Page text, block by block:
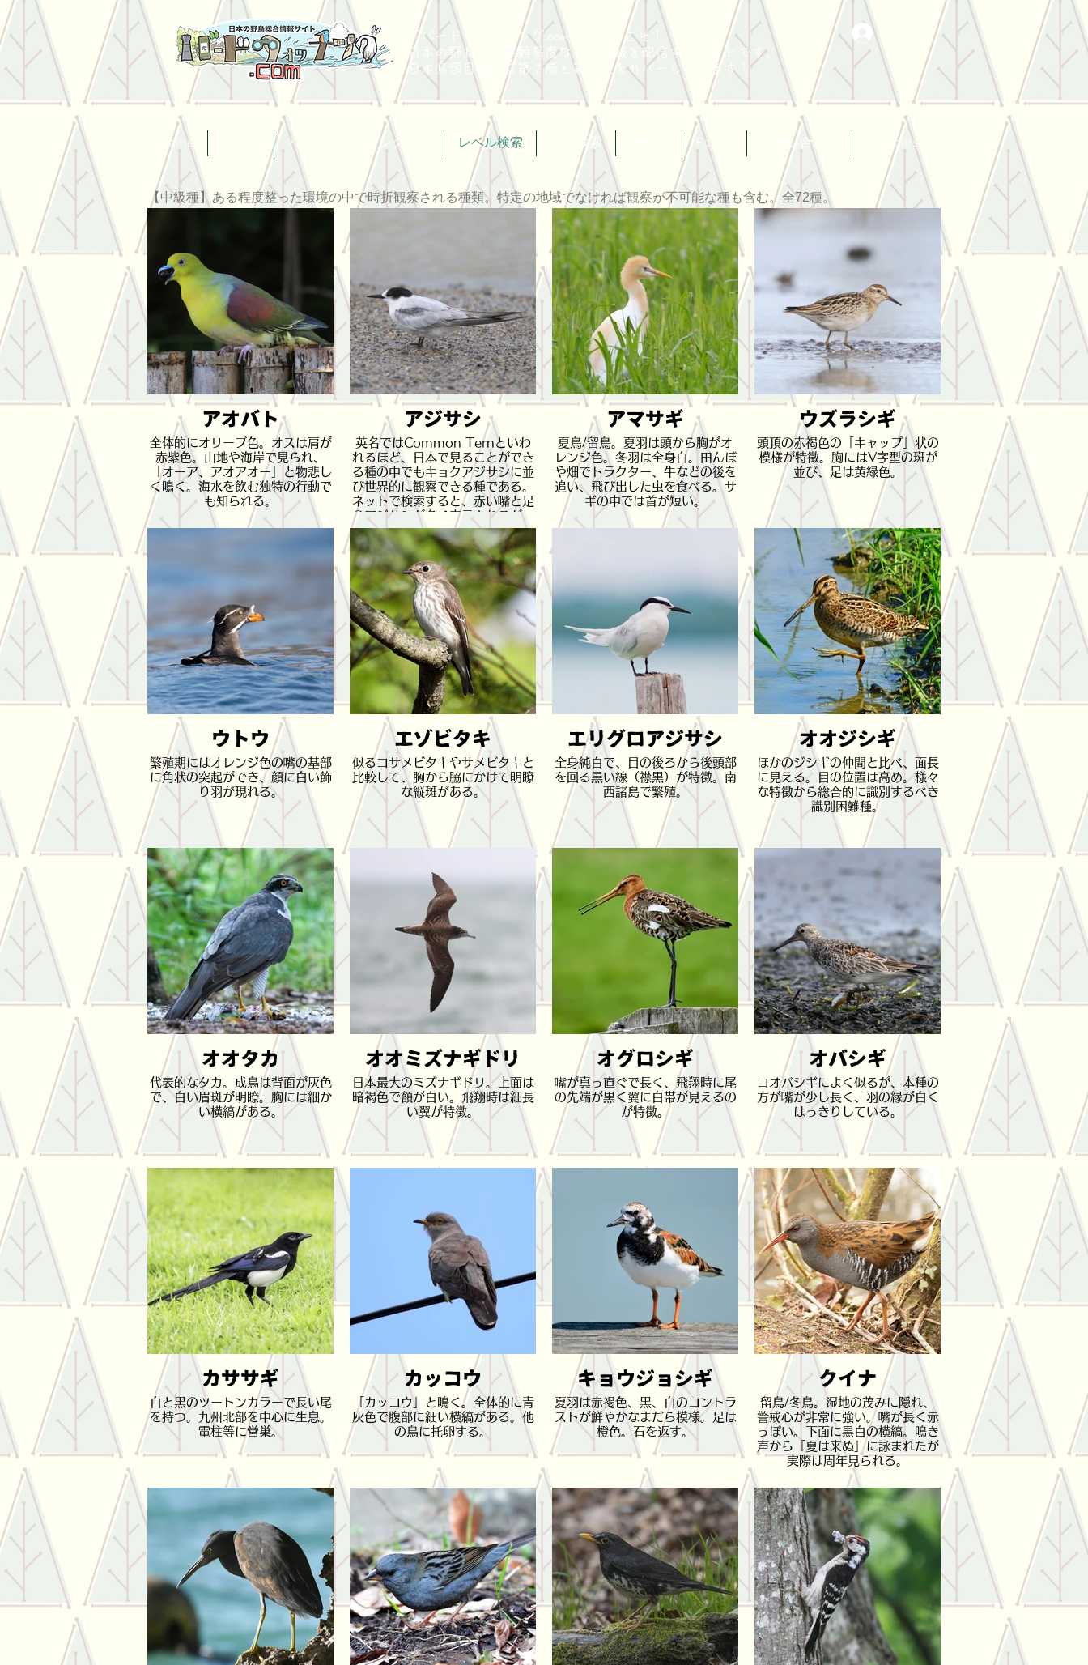
「バードウォッチング.com」へようこそ！
日本の野鳥の観察難易度などの情報を配信するサイトです。
​日本鳥類目録改訂第７版と第８版をカバーしています！
Home バードウォッチング入門 レベル検索 名前検索 Forum お問い合わせ Members
【中級種】ある程度整った環境の中で時折観察される種類。特定の地域でなければ観察が不可能な種も含む。全72種。
アオバト
全体的にオリーブ色。オスは肩が
赤紫色。山地や海岸で見られ、
「オーア、アオアオー」と物悲し
く鳴く。海水を飲む独特の行動で
も知られる。
アジサシ
英名ではCommon Ternといわ
れるほど、日本で見ることができ
る種の中でもキョクアジサシに並
び世界的に観察できる種である。
ネットで検索すると、赤い嘴と足
のアジサシが多く表示されるが、
赤いくちばしのアジサシは亜種ア
カアシアジサシである。
アマサギ
夏鳥/留鳥。夏羽は頭から胸がオ
レンジ色。冬羽は全身白。田んぼ
や畑でトラクター、牛などの後を
追い、飛び出した虫を食べる。サ
ギの中では首が短い。
ウズラシギ
頭頂の赤褐色の「キャップ」状の
模様が特徴。胸にはV字型の斑が
並び、足は黄緑色。
ウトウ
繁殖期にはオレンジ色の嘴の基部
に角状の突起ができ、顔に白い飾
り羽が現れる。
エゾビタキ
似るコサメビタキやサメビタキと
比較して、胸から脇にかけて明瞭
な縦斑がある。
エリグロアジサシ
全身純白で、目の後ろから後頭部
を回る黒い線（襟黒）が特徴。南
西諸島で繁殖。
オオジシギ
ほかのジシギの仲間と比べ、面長
に見える。目の位置は高め。様々
な特徴から総合的に識別するべき
識別困難種。
オオタカ
代表的なタカ。成鳥は背面が灰色
で、白い眉斑が明瞭。胸には細か
い横縞がある。
オオミズナギドリ
日本最大のミズナギドリ。上面は
暗褐色で額が白い。飛翔時は細長
い翼が特徴。
オグロシギ
嘴が真っ直ぐで長く、飛翔時に尾
の先端が黒く翼に白帯が見えるの
が特徴。
オバシギ
コオバシギによく似るが、本種の
方が嘴が少し長く、羽の縁が白く
はっきりしている。
カササギ
白と黒のツートンカラーで長い尾
を持つ。九州北部を中心に生息。
電柱等に営巣。
カッコウ
「カッコウ」と鳴く。全体的に青
灰色で腹部に細い横縞がある。他
の鳥に托卵する。
キョウジョシギ
夏羽は赤褐色、黒、白のコントラ
ストが鮮やかなまだら模様。足は
橙色。石を返す。
クイナ
留鳥/冬鳥。湿地の茂みに隠れ、
警戒心が非常に強い。嘴が長く赤
っぽい。下面に黒白の横縞。鳴き
声から「夏は来ぬ」に詠まれたが
実際は周年見られる。